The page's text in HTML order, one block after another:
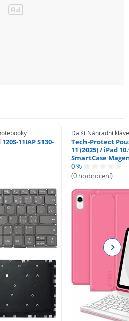
11IAP S130-
Další Náhradní
Tech-Protect
11 (2025) / iPad
SmartCase
0 %
(0 hodnocení)
Next